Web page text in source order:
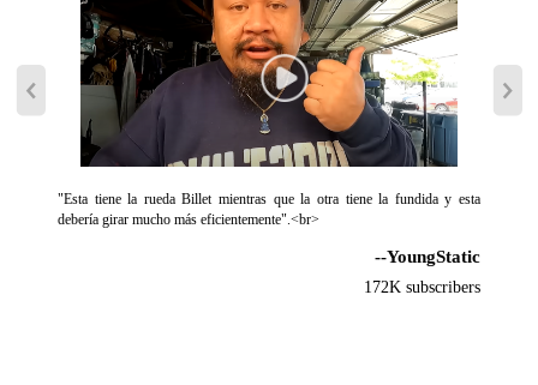
"Esta tiene la rueda Billet mientras que la otra tiene la fundida y esta
debería girar mucho más eficientemente".<br>
--YoungStatic
172K subscribers